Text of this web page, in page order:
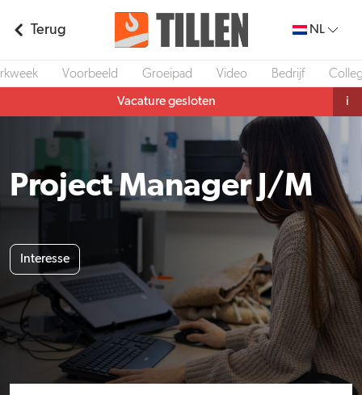
Terug NL
Voorbeeld Groeipad Video Bedrijf
Vacature gesloten i
Project Manager J/M
Interesse